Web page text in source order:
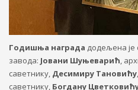
Годишња награда додељена је
завода: Јовани Шуњеварић,
саветнику, Десимиру Тановићу
саветнику, Богдану